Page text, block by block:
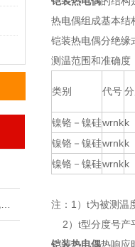
热电偶组成基本结
铠装热电偶分绝缘
测温范围和准确度
类别 代号
镍铬－镍硅wrnkk
镍铬－镍硅wrnkk
镍铬－镍硅wrnkk
注：1）t为被测温
2）t型分度号产
铠装热电偶热响应